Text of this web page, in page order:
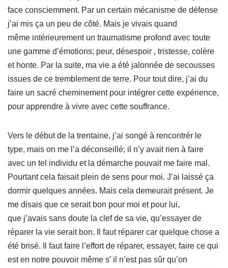
face consciemment. Par un certain mécanisme de défense
j’ai mis ça un peu de côté. Mais je vivais quand
même intérieurement un traumatisme profond avec toute
une gamme d’émotions; peur, désespoir , tristesse, colère
et honte. Par la suite, ma vie a été jalonnée de secousses
issues de ce tremblement de terre. Pour tout dire, j’ai du
faire un sacré cheminement pour intégrer cette expérience,
pour apprendre à vivre avec cette souffrance.
Vers le début de la trentaine, j’ai songé à rencontrér le
type, mais on me l’a déconseillé; il n’y avait rien à faire
avec un tel individu et la démarche pouvait me faire mal.
Pourtant cela faisait plein de sens pour moi. J’ai laissé ça
dormir quelques années. Mais cela demeurait présent. Je
me disais que ce serait bon pour moi et pour lui,
que j’avais sans doute la clef de sa vie, qu’essayer de
réparer la vie serait bon. Il faut réparer car quelque chose a
été brisé. Il faut faire l’effort de réparer, essayer, faire ce qui
est en notre pouvoir même s’ il n’est pas sûr qu’on